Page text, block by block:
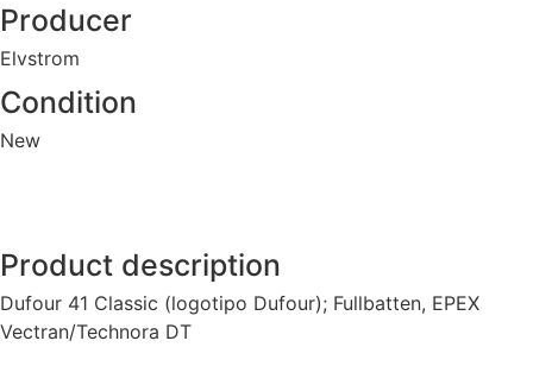
Producer
Elvstrom
Condition
New
Product description
Dufour 41 Classic (logotipo Dufour); Fullbatten, EPEX
Vectran/Technora DT